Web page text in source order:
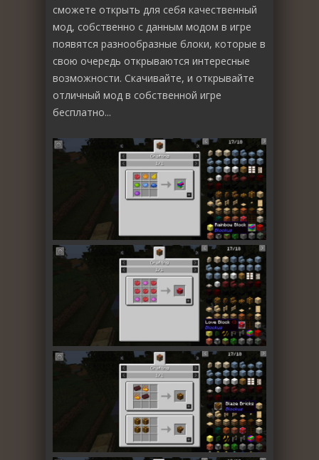
сможете открыть для себя качественный
мод, собственно с данным модом в игре
появятся разнообразные блоки, которые в
свою очередь открываются интересные
возможности. Скачивайте, и открывайте
отличный мод в собственной игре
бесплатно...